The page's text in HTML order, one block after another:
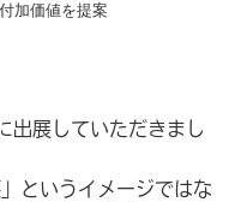
加価値を提案
出展していただきまし
というイメージではな